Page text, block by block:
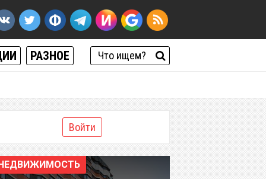
РАЗНОЕ
Войти